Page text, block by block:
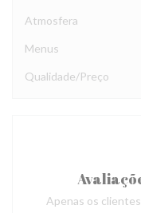
Atmosfera
Menus
Qualidade/Preço
Apenas os